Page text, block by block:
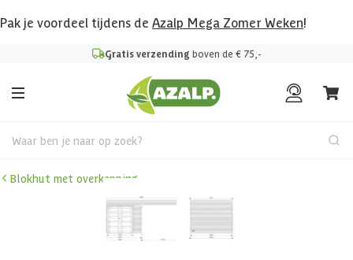
Pak je voordeel tijdens de Azalp Mega Zomer Weken!
Gratis verzending boven de € 75,-
Waar ben je naar op zoek?
Blokhut met overkapping